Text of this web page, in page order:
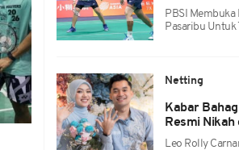
PBSI
Pasaribu Untuk
Netting
Kabar
Resmi
Leo Rolly